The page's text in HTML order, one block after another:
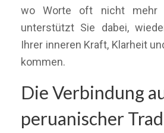
wo Worte oft nicht mehr
unterstützt Sie dabei,
Ihrer inneren Kraft, Klarheit
kommen.
Die Verbindung
peruanischer